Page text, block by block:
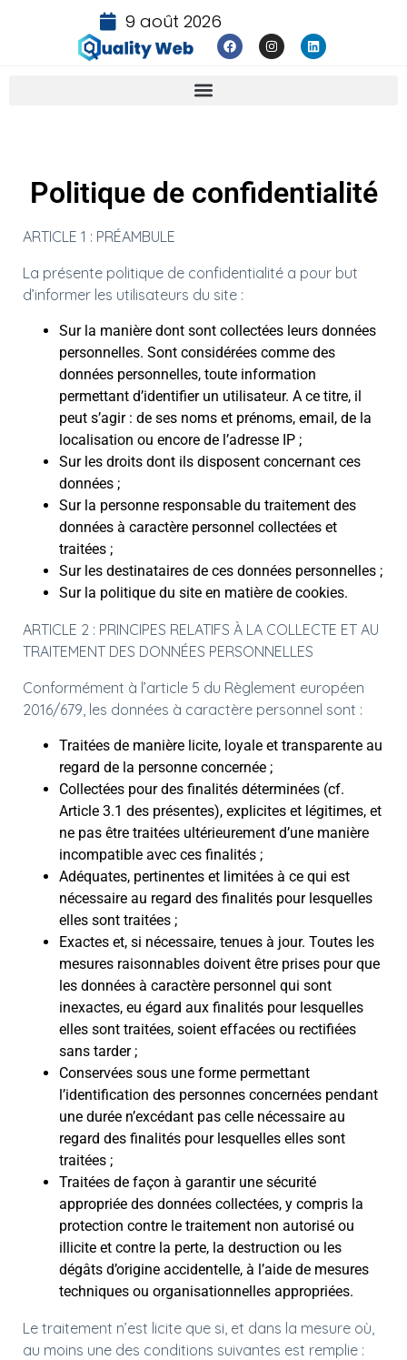
9 août 2026
Politique de confidentialité
ARTICLE 1 : PRÉAMBULE
La présente politique de confidentialité a pour but
d’informer les utilisateurs du site :
Sur la manière dont sont collectées leurs données
personnelles. Sont considérées comme des
données personnelles, toute information
permettant d’identifier un utilisateur. A ce titre, il
peut s’agir : de ses noms et prénoms, email, de la
localisation ou encore de l’adresse IP ;
Sur les droits dont ils disposent concernant ces
données ;
Sur la personne responsable du traitement des
données à caractère personnel collectées et
traitées ;
Sur les destinataires de ces données personnelles ;
Sur la politique du site en matière de cookies.
ARTICLE 2 : PRINCIPES RELATIFS À LA COLLECTE ET AU
TRAITEMENT DES DONNÉES PERSONNELLES
Conformément à l’article 5 du Règlement européen
2016/679, les données à caractère personnel sont :
Traitées de manière licite, loyale et transparente au
regard de la personne concernée ;
Collectées pour des finalités déterminées (cf.
Article 3.1 des présentes), explicites et légitimes, et
ne pas être traitées ultérieurement d’une manière
incompatible avec ces finalités ;
Adéquates, pertinentes et limitées à ce qui est
nécessaire au regard des finalités pour lesquelles
elles sont traitées ;
Exactes et, si nécessaire, tenues à jour. Toutes les
mesures raisonnables doivent être prises pour que
les données à caractère personnel qui sont
inexactes, eu égard aux finalités pour lesquelles
elles sont traitées, soient effacées ou rectifiées
sans tarder ;
Conservées sous une forme permettant
l’identification des personnes concernées pendant
une durée n’excédant pas celle nécessaire au
regard des finalités pour lesquelles elles sont
traitées ;
Traitées de façon à garantir une sécurité
appropriée des données collectées, y compris la
protection contre le traitement non autorisé ou
illicite et contre la perte, la destruction ou les
dégâts d’origine accidentelle, à l’aide de mesures
techniques ou organisationnelles appropriées.
Le traitement n’est licite que si, et dans la mesure où,
au moins une des conditions suivantes est remplie :